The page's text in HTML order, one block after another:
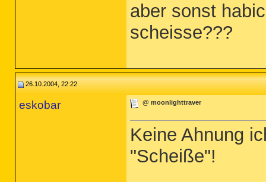
aber sonst
scheisse???
26.10.2004, 22:22
eskobar @ moonlighttraver
Keine Ahnung
"Scheiße"!